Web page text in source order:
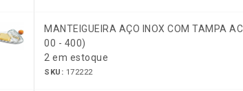
MANTEIGUEIRA AÇO INOX COM TAMPA
00 - 400)
2 em estoque
SKU: 172222